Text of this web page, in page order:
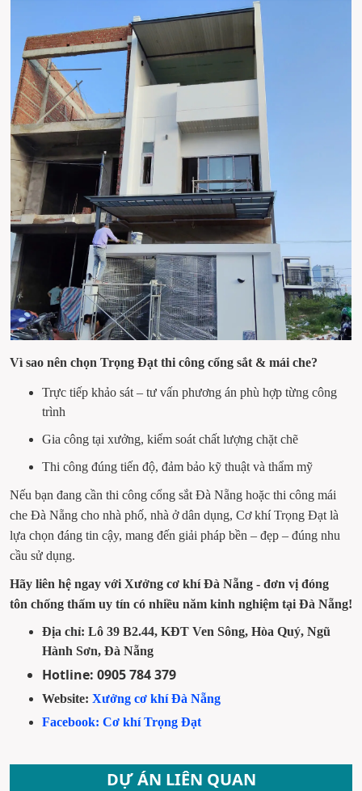
Vì sao nên chọn Trọng Đạt thi công cổng sắt & mái che?
Trực tiếp khảo sát – tư vấn phương án phù hợp từng công
trình
Gia công tại xưởng, kiểm soát chất lượng chặt chẽ
Thi công đúng tiến độ, đảm bảo kỹ thuật và thẩm mỹ
Nếu bạn đang cần thi công cổng sắt Đà Nẵng hoặc thi công mái
che Đà Nẵng cho nhà phố, nhà ở dân dụng, Cơ khí Trọng Đạt là
lựa chọn đáng tin cậy, mang đến giải pháp bền – đẹp – đúng nhu
cầu sử dụng.
Hãy liên hệ ngay với Xưởng cơ khí Đà Nẵng - đơn vị đóng
tôn chống thấm uy tín có nhiều năm kinh nghiệm tại Đà Nẵng!
Địa chỉ: Lô 39 B2.44, KĐT Ven Sông, Hòa Quý, Ngũ
Hành Sơn, Đà Nẵng
Hotline: 0905 784 379
Website: Xưởng cơ khí Đà Nẵng
Facebook: Cơ khí Trọng Đạt
DỰ ÁN LIÊN QUAN